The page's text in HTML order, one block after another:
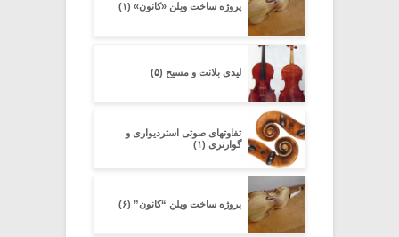
پروژه ساخت ویلن «کانون» (۱)
لیدی بلانت و مسیح (۵)
تفاوتهای صوتی استردیواری و
گوارنری (۱)
پروژه ساخت ویلن “کانون” (۶)